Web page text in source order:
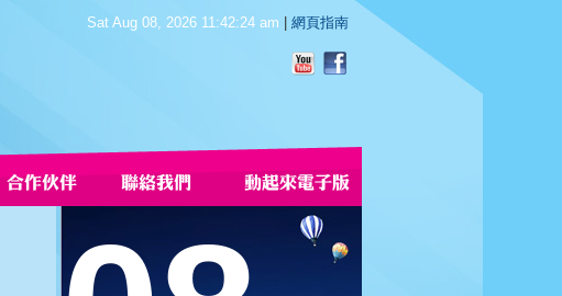
Sat Aug 08, 2026 11:42:24 am 網頁指南